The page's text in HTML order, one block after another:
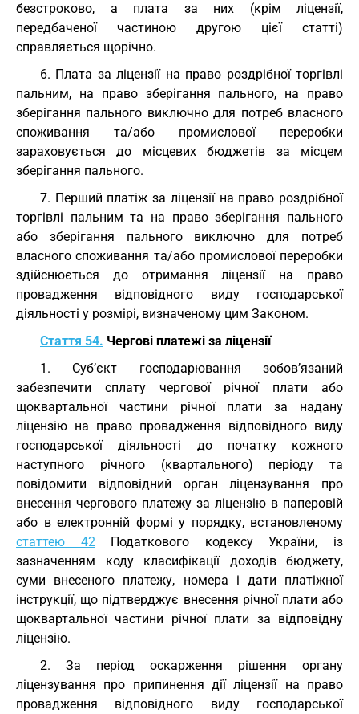
безстроково, а плата за них (крім ліцензії,
передбаченої частиною другою цієї статті)
справляється щорічно.
6. Плата за ліцензії на право роздрібної торгівлі
пальним, на право зберігання пального, на право
зберігання пального виключно для потреб власного
споживання та/або промислової переробки
зараховується до місцевих бюджетів за місцем
зберігання пального.
7. Перший платіж за ліцензії на право роздрібної
торгівлі пальним та на право зберігання пального
або зберігання пального виключно для потреб
власного споживання та/або промислової переробки
здійснюється до отримання ліцензії на право
провадження відповідного виду господарської
діяльності у розмірі, визначеному цим Законом.
Стаття 54. Чергові платежі за ліцензії
1. Суб’єкт господарювання зобов’язаний
забезпечити сплату чергової річної плати або
щоквартальної частини річної плати за надану
ліцензію на право провадження відповідного виду
господарської діяльності до початку кожного
наступного річного (квартального) періоду та
повідомити відповідний орган ліцензування про
внесення чергового платежу за ліцензію в паперовій
або в електронній формі у порядку, встановленому
статтею 42Податкового кодексу України, із
зазначенням коду класифікації доходів бюджету,
суми внесеного платежу, номера і дати платіжної
інструкції, що підтверджує внесення річної плати або
щоквартальної частини річної плати за відповідну
ліцензію.
2. За період оскарження рішення органу
ліцензування про припинення дії ліцензії на право
провадження відповідного виду господарської